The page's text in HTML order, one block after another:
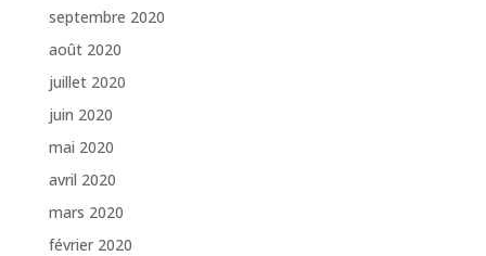
septembre 2020
août 2020
juillet 2020
juin 2020
mai 2020
avril 2020
mars 2020
février 2020